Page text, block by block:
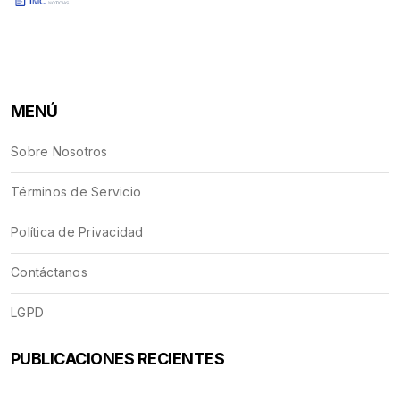
MENÚ
Sobre Nosotros
Términos de Servicio
Política de Privacidad
Contáctanos
LGPD
PUBLICACIONES RECIENTES